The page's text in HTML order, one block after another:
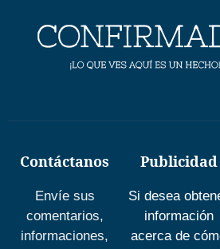
Contáctanos
Envíe sus
comentarios,
informaciones,
Publicidad
Si desea
información
acerca de